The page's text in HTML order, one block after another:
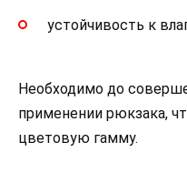
устойчивость к
Необходимо до
применении рюкзака,
цветовую гамму.